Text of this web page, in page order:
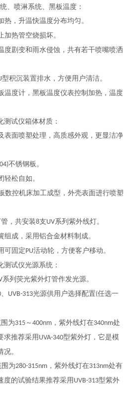
、喷淋系统、黑板温度：
，升温快温度分布均匀。
加热管空烧损坏。
度剧变和雨水侵蚀，共有若干喷嘴喷洒
型积沉装置排水，方便用户清洁。
温度计，黑板温度仪表控制加热，温度
测试仪箱体材质：
表面喷塑处理，高质感外观，更显洁净
不锈钢板。
轻松自如。
数控机床加工成型，外壳表面进行喷塑
，共安装8支UV系列紫外线灯。
成，采用铝合金材料制成。
可固定PU活动轮，方便客户移动。
测试仪光源系统：
系列荧光紫外灯管作发光源。
、 UVB-313光源供用户选择配置(任选一
为315 ～400nm ，紫外线灯在340nm处
求推荐采用 UVA-340型紫外灯，它是模
。
围为280-315nm ，紫外线灯在313nm处有
度的试验结果推荐采用 UVB-313型紫外